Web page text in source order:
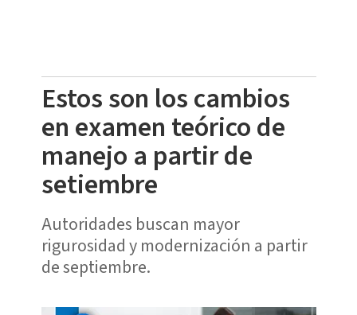
Estos son los cambios
en examen teórico de
manejo a partir de
setiembre
Autoridades buscan mayor
rigurosidad y modernización a partir
de septiembre.